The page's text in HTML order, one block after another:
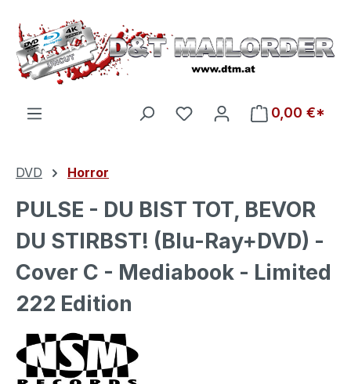
Zum Hauptinhalt springen
Du hast 0 Produkte auf
0,00 €*
DVD Horror
PULSE - DU BIST TOT, BEVOR
DU STIRBST! (Blu-Ray+DVD) -
Cover C - Mediabook - Limited
222 Edition